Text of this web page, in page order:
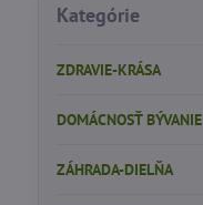
Kategórie
ZDRAVIE-KRÁSA
DOMÁCNOSŤ BÝVANIE
ZÁHRADA-DIELŇA